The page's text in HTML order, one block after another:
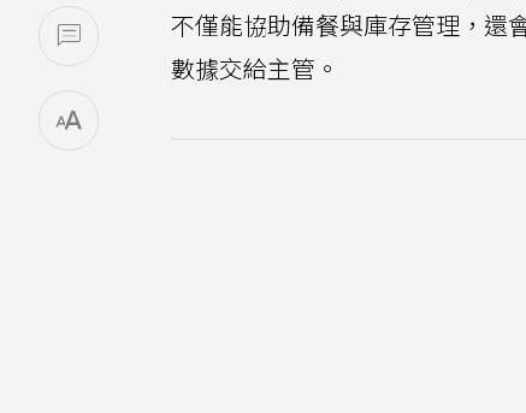
不僅能協助備餐與庫存管理，還
數據交給主管。